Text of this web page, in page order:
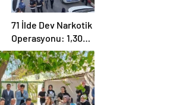
71 İlde Dev Narkotik
Operasyonu: 1,302
Şüpheli Yakalandı,
844 Tutuklama